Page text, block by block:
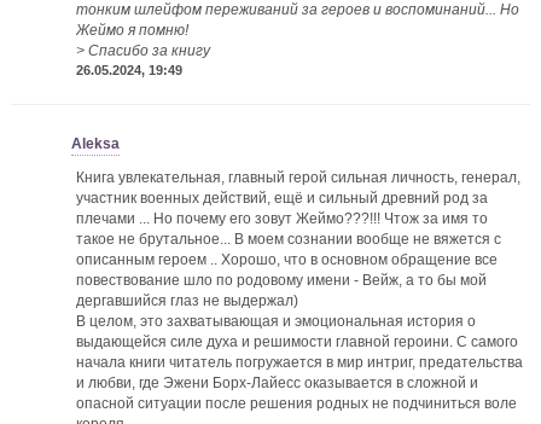
тонким шлейфом переживаний за героев и воспоминаний... Но
Жеймо я помню!
> Спасибо за книгу
26.05.2024, 19:49
Aleksa
Книга увлекательная, главный герой сильная личность, генерал,
участник военных действий, ещё и сильный древний род за
плечами ... Но почему его зовут Жеймо???!!! Чтож за имя то
такое не брутальное... В моем сознании вообще не вяжется с
описанным героем .. Хорошо, что в основном обращение все
повествование шло по родовому имени - Вейж, а то бы мой
дергавшийся глаз не выдержал)
В целом, это захватывающая и эмоциональная история о
выдающейся силе духа и решимости главной героини. С самого
начала книги читатель погружается в мир интриг, предательства
и любви, где Эжени Борх-Лайесс оказывается в сложной и
опасной ситуации после решения родных не подчиниться воле